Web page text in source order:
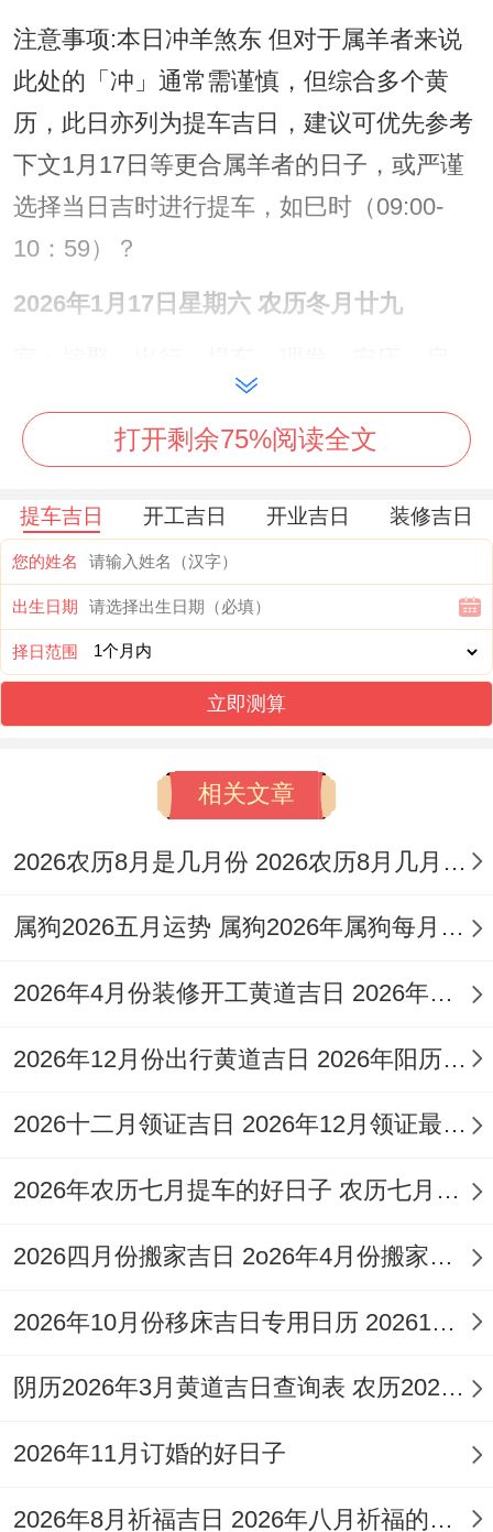
注意事项:本日冲羊煞东 但对于属羊者来说
此处的「冲」通常需谨慎，但综合多个黄
历，此日亦列为提车吉日，建议可优先参考
下文1月17日等更合属羊者的日子，或严谨
选择当日吉时进行提车，如巳时（09:00-
10：59）？
2026年1月17日星期六 农历冬月廿九
钻、安葬、修坟、开市、交易、立券、纳
财、开池、牧养。
修造、作灶
特征 :此日为黄道吉日，且黄历明确宜「提
车」，非常适合迎接新车，寓意交易顺利，
财源广进！
注意事项：本日冲鸡煞西，与属羊者无直通
相冲,鉴于以上对属羊人士来说是一个上佳的
提车选择！吉时可考虑辰时（07：00-
08:59）或未时（13：00-14：59）！
2026年1月20日星期二 农历腊月初二
祭祀、祈福、开光、出行、提车、解除、出
火、拆卸、动土、纳畜、谢土、安葬、破
门、盖屋
特征 ：此日吉星高照，宜于多项重要活动,
顺利！
注意事项：本日冲鼠煞北，对属羊者效应不
行操作！
2026年1月29日星期四 农历腊月十一
打开剩余75%阅读全文
提车吉日 开工吉日 开业吉日 装修吉日
您的姓名
出生日期
择日范围
立即测算
相关文章
2026农历8月是几月份 2026农历8月几月份开始备孕
属狗2026五月运势 属狗2026年属狗每月运势和运
2026年4月份装修开工黄道吉日 2026年六月装修开工吉日
2026年12月份出行黄道吉日 2026年阳历12月出行黄道吉日查询
2026十二月领证吉日 2026年12月领证最好的日子
2026年农历七月提车的好日子 农历七月十六提车日子好吗
2026四月份搬家吉日 2o26年4月份搬家黄道吉日
2026年10月份移床吉日专用日历 202610月移床的最佳时间
阴历2026年3月黄道吉日查询表 农历2026年3月26日是黄道吉日吗
2026年11月订婚的好日子
2026年8月祈福吉日 2026年八月祈福的日子有哪些